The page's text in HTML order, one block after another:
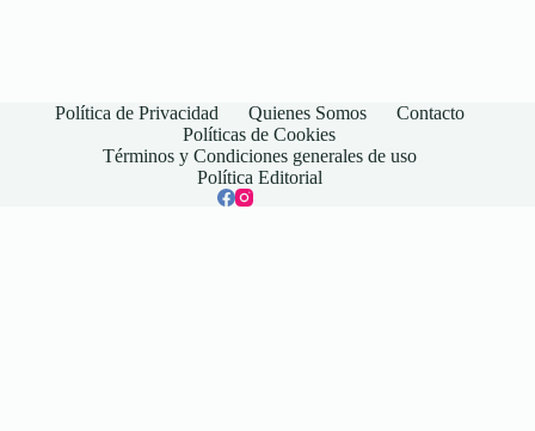
Política de Privacidad Quienes Somos
Contacto
Políticas de Cookies
Términos y Condiciones generales de uso
Política Editorial